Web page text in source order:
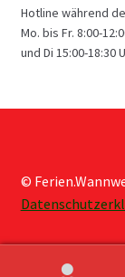
Hotline während
Mo. bis Fr. 8:00-
und Di 15:00-18:30
©